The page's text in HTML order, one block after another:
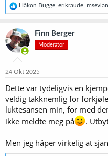
R
e
a
k
s
j
o
e
:
Håkon Bugge erikraude
Finn Berger
Moderator
24 Okt 2025
Dette var tydeligvis en
veldig takknemlig for
luktesansen min, for med
ikke meldte meg på
.
Men jeg håper virkelig at